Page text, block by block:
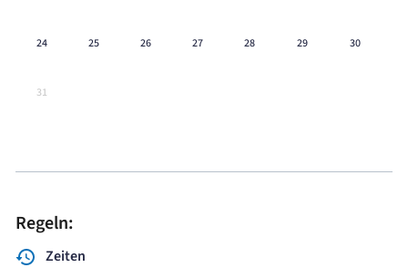
24 25 26 27 28 29 30
31
Regeln:
Zeiten